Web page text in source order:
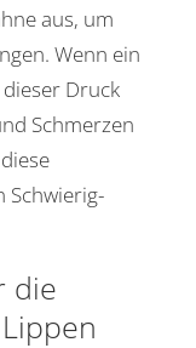
aus, um
Wenn ein
Druck
Schmerzen
Schwie­rig­
die